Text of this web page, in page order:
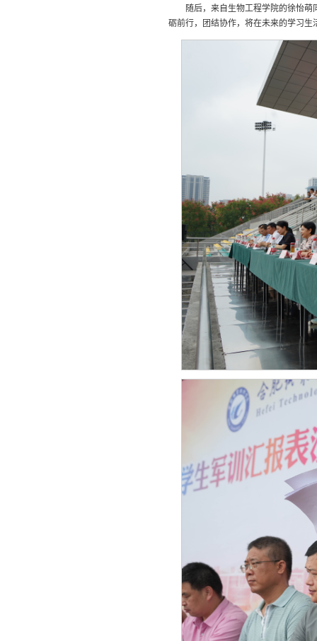
随后，来自生物工程学院的徐怡
砺前行，团结协作，将在未来的学习